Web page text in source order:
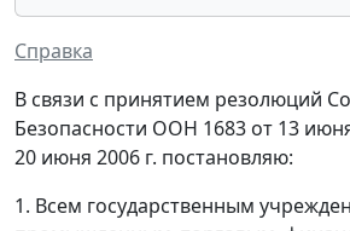
Справка
В связи с принятием резолюций
Безопасности ООН 1683 от 13
20 июня 2006 г. постановляю:
1. Всем государственным